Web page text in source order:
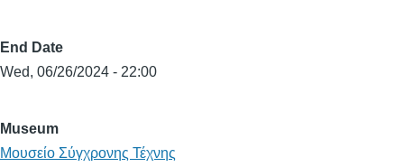
End Date
Wed, 06/26/2024 - 22:00
Museum
Μουσείο Σύγχρονης Τέχνης